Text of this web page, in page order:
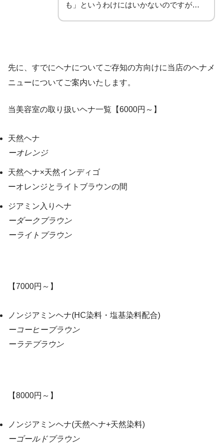
も」というわけにはいかないのですが…
先に、すでにヘナについてご存知の方向けに当店のヘナメ
ニューについてご案内いたします。
当美容室の取り扱いヘナ一覧 【6000円～】
天然ヘナ
ーオレンジ
天然ヘナ×天然インディゴ
ーオレンジとライトブラウンの間
ジアミン入りヘナ
ーダークブラウン
ーライトブラウン
【7000円～】
ノンジアミンヘナ(HC染料・塩基染料配合)
ーコーヒーブラウン
ーラテブラウン
【8000円～】
ノンジアミンヘナ(天然ヘナ+天然染料)
ーゴールドブラウン